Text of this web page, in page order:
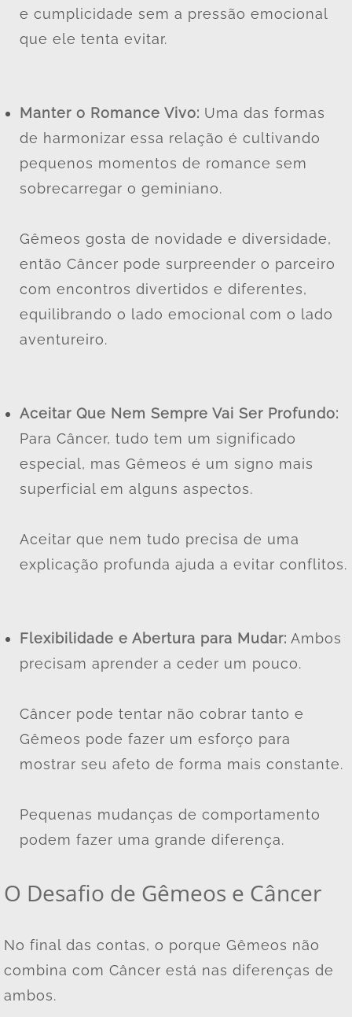
e cumplicidade sem a pressão emocional
que ele tenta evitar.
Manter o Romance Vivo: Uma das formas
de harmonizar essa relação é cultivando
pequenos momentos de romance sem
sobrecarregar o geminiano.
Gêmeos gosta de novidade e diversidade,
então Câncer pode surpreender o parceiro
com encontros divertidos e diferentes,
equilibrando o lado emocional com o lado
aventureiro.
Aceitar Que Nem Sempre Vai Ser Profundo:
Para Câncer, tudo tem um significado
especial, mas Gêmeos é um signo mais
superficial em alguns aspectos.
Aceitar que nem tudo precisa de uma
explicação profunda ajuda a evitar conflitos.
Flexibilidade e Abertura para Mudar: Ambos
precisam aprender a ceder um pouco.
Câncer pode tentar não cobrar tanto e
Gêmeos pode fazer um esforço para
mostrar seu afeto de forma mais constante.
Pequenas mudanças de comportamento
podem fazer uma grande diferença.
O Desafio de Gêmeos e Câncer
No final das contas, o porque Gêmeos não
combina com Câncer está nas diferenças de
ambos.